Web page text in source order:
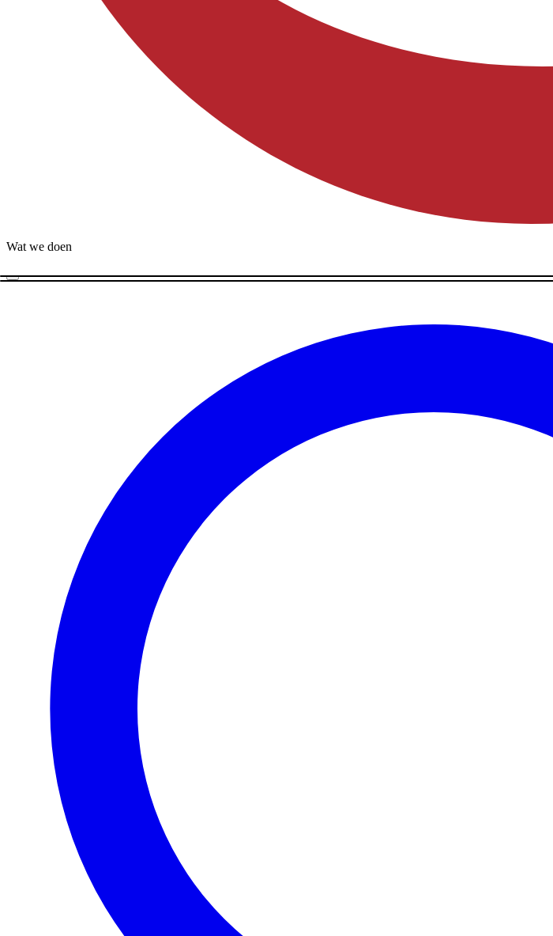
Wat we doen